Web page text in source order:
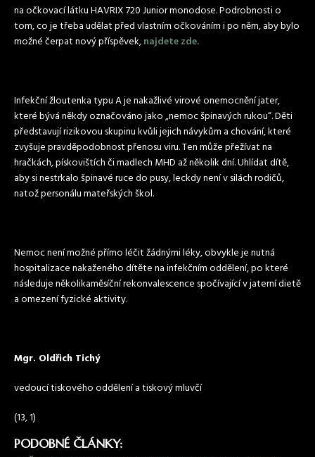
na očkovací látku HAVRIX 720 Junior monodose. Podrobnosti o
tom, co je třeba udělat před vlastním očkováním i po něm, aby bylo
možné čerpat nový příspěvek,najdete zde.
Infekční žloutenka typu A je nakažlivé virové onemocnění jater,
které bývá někdy označováno jako „nemoc špinavých rukou“. Děti
představují rizikovou skupinu kvůli jejich návykům a chování, které
zvyšuje pravděpodobnost přenosu viru. Ten může přežívat na
hračkách, pískovištích či madlech MHD až několik dní. Uhlídat dítě,
aby si nestrkalo špinavé ruce do pusy, leckdy není v silách rodičů,
natož personálu mateřských škol.
Nemoc není možné přímo léčit žádnými léky, obvykle je nutná
hospitalizace nakaženého dítěte na infekčním oddělení, po které
následuje několikaměsíční rekonvalescence spočívající v jaterní dietě
a omezení fyzické aktivity.
Mgr. Oldřich Tichý
vedoucí tiskového oddělení a tiskový mluvčí
(13, 1)
PODOBNÉ ČLÁNKY: